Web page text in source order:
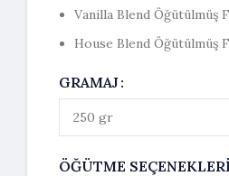
Vanilla Blend Öğütülmüş
House Blend Öğütülmüş
GRAMAJ
ÖĞÜTME SEÇENEKLERI